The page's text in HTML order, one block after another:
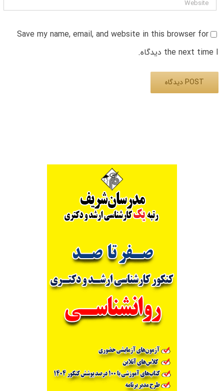
Save my name, email, and website in this browser for
the next time I دیدگاه.